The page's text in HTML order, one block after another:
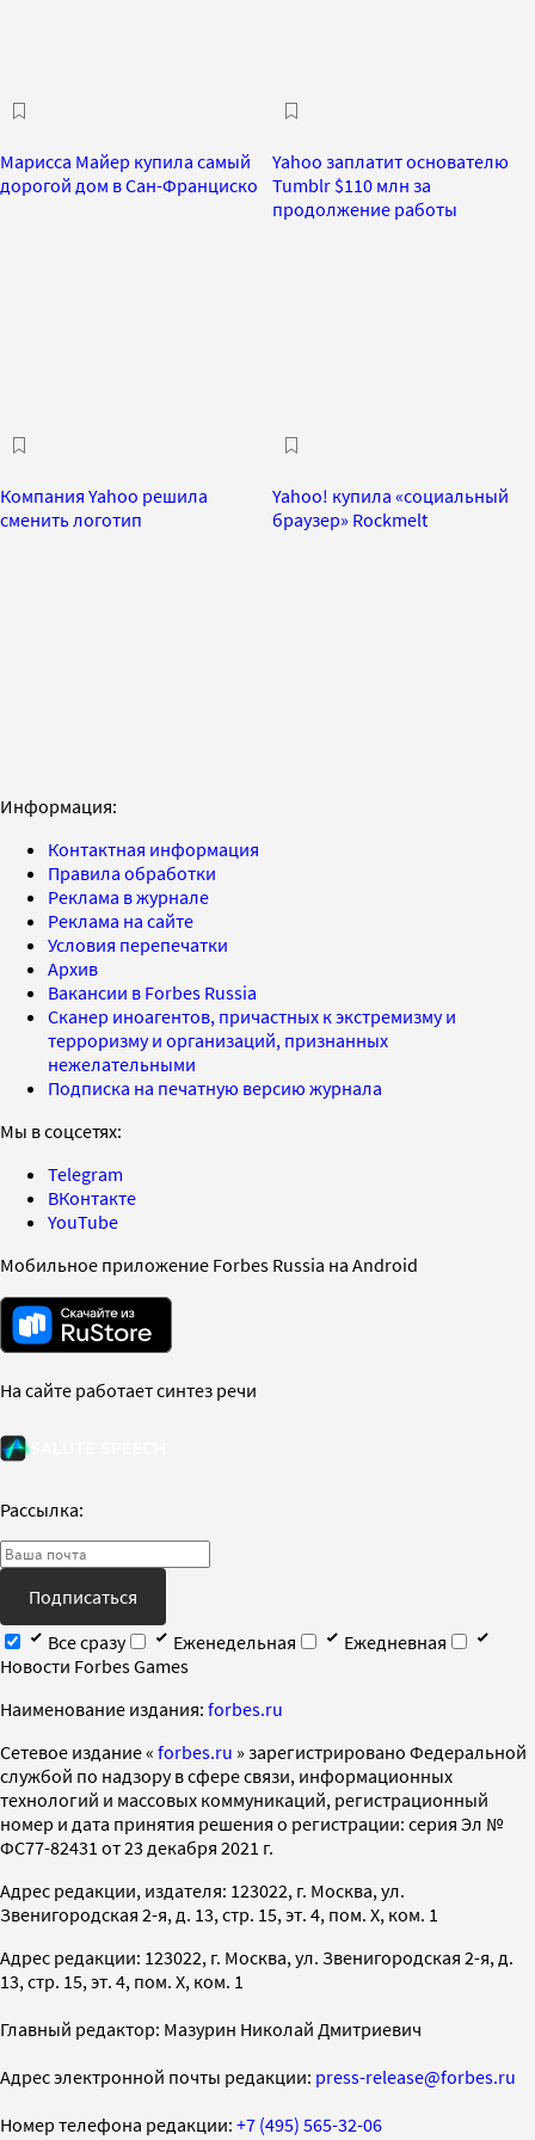
Марисса Майер купила самый
дорогой дом в Сан-Франциско
Yahoо заплатит основателю
Tumblr $110 млн за
продолжение работы
Компания Yahoo решила
сменить логотип
Yahoo! купила «социальный
браузер» Rockmelt
Информация:
Контактная информация
Правила обработки
Реклама в журнале
Реклама на сайте
Условия перепечатки
Архив
Вакансии в Forbes Russia
Сканер иноагентов, причастных к экстремизму и
терроризму и организаций, признанных
нежелательными
Подписка на печатную версию журнала
Мы в соцсетях:
Telegram
ВКонтакте
YouTube
Мобильное приложение Forbes Russia на Android
На сайте работает синтез речи
Рассылка:
Подписаться
Все сразу
Еженедельная
Ежедневная
Новости Forbes Games
Наименование издания: forbes.ru
Cетевое издание « forbes.ru » зарегистрировано Федеральной
службой по надзору в сфере связи, информационных
технологий и массовых коммуникаций, регистрационный
номер и дата принятия решения о регистрации: серия Эл №
ФС77-82431 от 23 декабря 2021 г.
Адрес редакции, издателя: 123022, г. Москва, ул.
Звенигородская 2-я, д. 13, стр. 15, эт. 4, пом. X, ком. 1
Адрес редакции: 123022, г. Москва, ул. Звенигородская 2-я, д.
13, стр. 15, эт. 4, пом. X, ком. 1
Главный редактор: Мазурин Николай Дмитриевич
Адрес электронной почты редакции: press-release@forbes.ru
Номер телефона редакции: +7 (495) 565-32-06